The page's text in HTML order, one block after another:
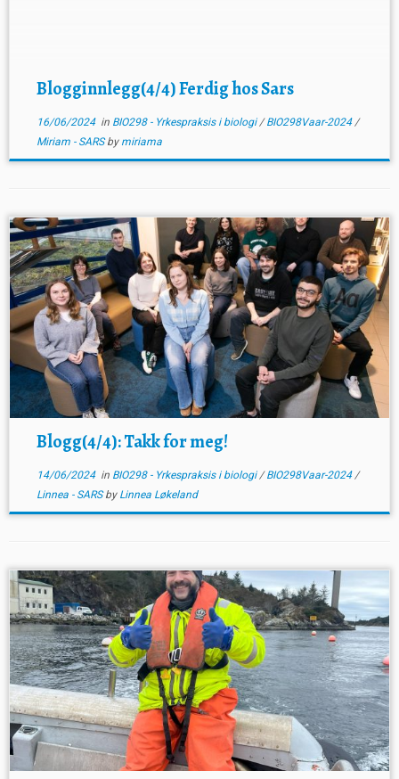
Blogginnlegg(4/4) Ferdig hos Sars
16/06/2024in BIO298 - Yrkespraksis i biologi/BIO298Vaar-2024/
Miriam - SARSby miriama
Blogg(4/4): Takk for meg!
14/06/2024in BIO298 - Yrkespraksis i biologi/BIO298Vaar-2024/
Linnea - SARSby Linnea Løkeland